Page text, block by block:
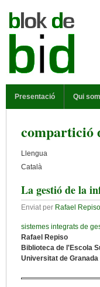
Presentació Qui som
compartició
Llengua
Català
La gestió de la
Enviat per Rafael Repiso
sistemes integrats de
Rafael Repiso
Biblioteca de l'Escola
Universitat de Granada